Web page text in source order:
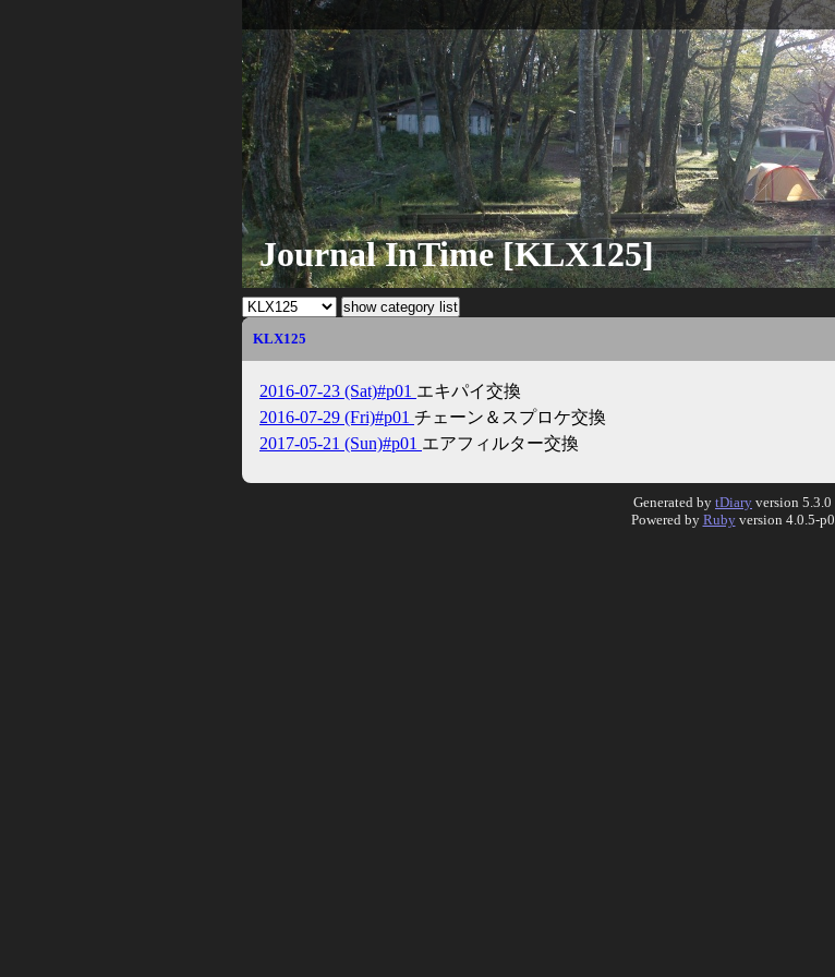
Journal InTime [KLX125]
KLX125
2016-07-23 (Sat)#p01 エキパイ交換
2016-07-29 (Fri)#p01 チェーン＆スプロケ交換
2017-05-21 (Sun)#p01 エアフィルター交換
Generated by tDiary version 5.3.0
Powered by Rubyversion 4.0.5-p0